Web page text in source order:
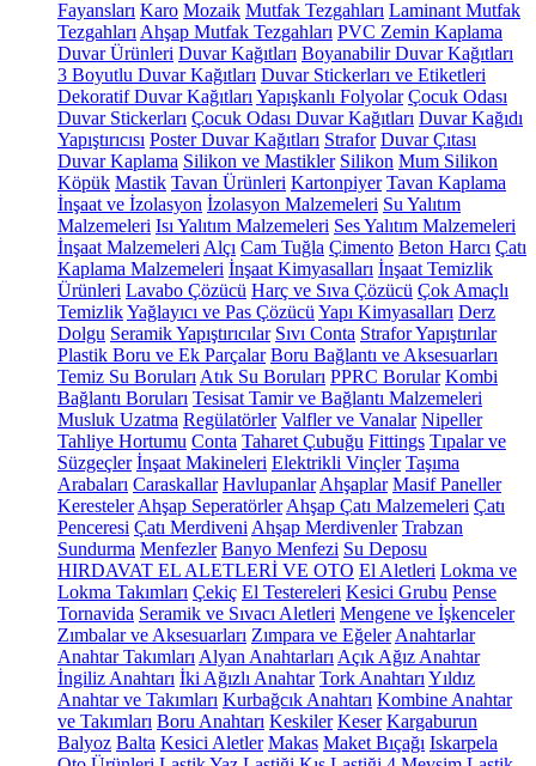
Fayansları Karo Mozaik Mutfak Tezgahları Laminant Mutfak
Tezgahları Ahşap Mutfak Tezgahları PVC Zemin Kaplama
Duvar Ürünleri Duvar Kağıtları Boyanabilir Duvar Kağıtları
3 Boyutlu Duvar Kağıtları Duvar Stickerları ve Etiketleri
Dekoratif Duvar Kağıtları Yapışkanlı Folyolar Çocuk Odası
Duvar Stickerları Çocuk Odası Duvar Kağıtları Duvar Kağıdı
Yapıştırıcısı Poster Duvar Kağıtları Strafor Duvar Çıtası
Duvar Kaplama Silikon ve Mastikler Silikon Mum Silikon
Köpük Mastik Tavan Ürünleri Kartonpiyer Tavan Kaplama
İnşaat ve İzolasyon İzolasyon Malzemeleri Su Yalıtım
Malzemeleri Isı Yalıtım Malzemeleri Ses Yalıtım Malzemeleri
İnşaat Malzemeleri Alçı Cam Tuğla Çimento Beton Harcı Çatı
Kaplama Malzemeleri İnşaat Kimyasalları İnşaat Temizlik
Ürünleri Lavabo Çözücü Harç ve Sıva Çözücü Çok Amaçlı
TemizlikYağlayıcı ve Pas Çözücü Yapı Kimyasalları Derz
Dolgu Seramik Yapıştırıcılar Sıvı Conta Strafor Yapıştırılar
Plastik Boru ve Ek Parçalar Boru Bağlantı ve Aksesuarları
Temiz Su Boruları Atık Su Boruları PPRC Borular Kombi
Bağlantı Boruları Tesisat Tamir ve Bağlantı Malzemeleri
Musluk Uzatma Regülatörler Valfler ve Vanalar Nipeller
Tahliye Hortumu Conta Taharet Çubuğu Fittings Tıpalar ve
Süzgeçler İnşaat Makineleri Elektrikli Vinçler Taşıma
Arabaları Caraskallar Havlupanlar Ahşaplar Masif Paneller
Keresteler Ahşap Seperatörler Ahşap Çatı Malzemeleri Çatı
Penceresi Çatı Merdiveni Ahşap Merdivenler Trabzan
Sundurma Menfezler Banyo Menfezi Su Deposu
HIRDAVAT EL ALETLERİ VE OTO El Aletleri Lokma ve
Lokma Takımları Çekiç El Testereleri Kesici Grubu Pense
Tornavida Seramik ve Sıvacı Aletleri Mengene ve İşkenceler
Zımbalar ve Aksesuarları Zımpara ve Eğeler Anahtarlar
Anahtar Takımları Alyan Anahtarları Açık Ağız Anahtar
İngiliz Anahtarı İki Ağızlı Anahtar Tork Anahtarı Yıldız
Anahtar ve Takımları Kurbağcık Anahtarı Kombine Anahtar
ve Takımları Boru Anahtarı Keskiler Keser Kargaburun
Balyoz Balta Kesici Aletler Makas Maket Bıçağı Iskarpela